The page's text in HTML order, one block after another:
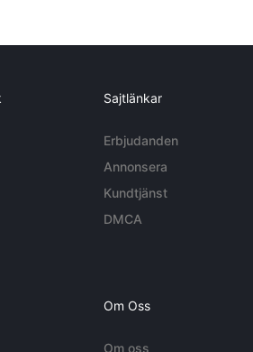
Sajtlänkar
Erbjudanden
Annonsera
Kundtjänst
DMCA
Om Oss
Om oss